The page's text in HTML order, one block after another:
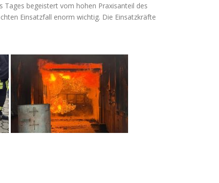
Tages begeistert vom hohen Praxisanteil des
Einsatzfall enorm wichtig. Die Einsatzkräfte